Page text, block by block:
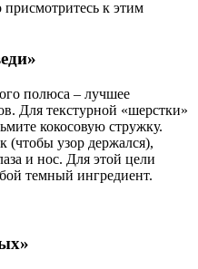
к этим
полюса – лучшее
Для текстурной «шерстки»
кокосовую стружку.
(чтобы узор держался),
и нос. Для этой цели
темный ингредиент.